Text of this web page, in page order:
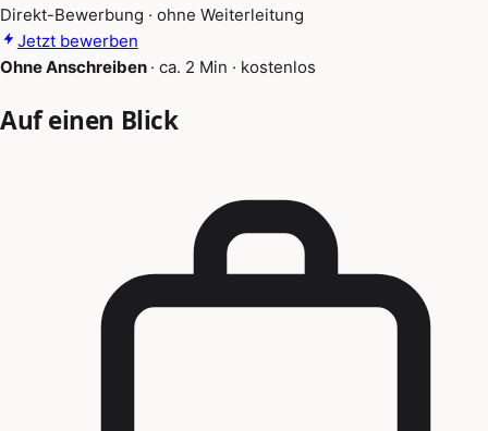
Direkt-Bewerbung · ohne Weiterleitung
Jetzt bewerben
Ohne Anschreiben · ca. 2 Min · kostenlos
Auf einen Blick